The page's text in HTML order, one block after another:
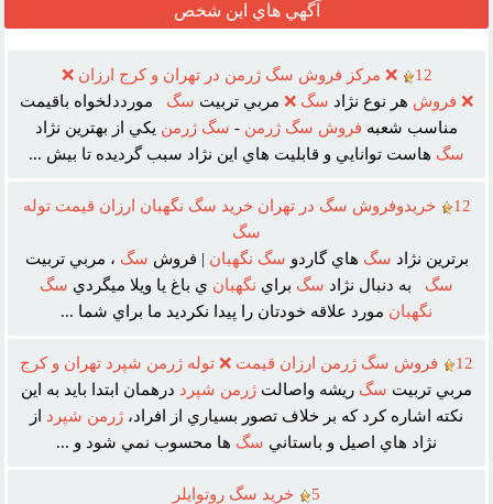
آگهي هاي اين شخص
12
❌ مرکز فروش سگ ژرمن در تهران و کرج ارزان ❌
❌ فروش هر نوع نژاد سگ ❌مربي تربيت سگ مورددلخواه باقيمت
مناسب شعبه فروش سگ ژرمن - سگ ژرمن يکي از بهترين نژاد
سگ هاست توانايي و قابليت هاي اين نژاد سبب گرديده تا بيش ...
12
خريدوفروش سگ در تهران خريد سگ نگهبان ارزان قيمت توله
سگ
برترين نژاد سگ هاي گاردو سگ نگهبان | فروش سگ ، مربي تربيت
سگ به دنبال نژاد سگ براي نگهبان ي باغ يا ويلا ميگردي سگ
نگهبان مورد علاقه خودتان را پيدا نکرديد ما براي شما ...
12
فروش سگ ژرمن ارزان قيمت ❌ توله ژرمن شپرد تهران و کرج
مربي تربيت سگ ريشه واصالت ژرمن شپرد درهمان ابتدا بايد به اين
نکته اشاره کرد که بر خلاف تصور بسياري از افراد، ژرمن شپرد از
نژاد هاي اصيل و باستاني سگ ها محسوب نمي شود و ...
5
خريد سگ روتوايلر